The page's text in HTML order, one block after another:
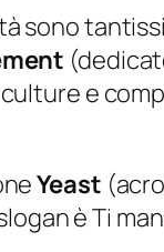
sono
e
Yeast
è Ti